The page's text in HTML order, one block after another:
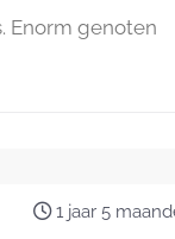
Enorm genoten
1 jaar 5